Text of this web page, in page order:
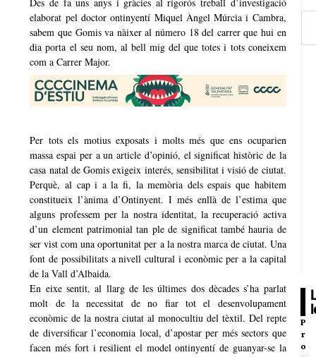
elaborat pel doctor ontinyentí Miquel Àngel Múrcia i Cambra,
sabem que Gomis va nàixer al número 18 del carrer que hui en
dia porta el seu nom, al bell mig del que totes i tots coneixem
com a Carrer Major.
Per tots els motius exposats i molts més que ens ocuparien
massa espai per a un article d’opinió, el significat històric de la
casa natal de Gomis exigeix interés, sensibilitat i visió de ciutat.
Perquè, al cap i a la fi, la memòria dels espais que habitem
constitueix l’ànima d’Ontinyent. I més enllà de l’estima que
alguns professem per la nostra identitat, la recuperació activa
d’un element patrimonial tan ple de significat també hauria de
ser vist com una oportunitat per a la nostra marca de ciutat. Una
font de possibilitats a nivell cultural i econòmic per a la capital
de la Vall d’Albaida.
En eixe sentit, al llarg de les últimes dos dècades s’ha parlat
molt de la necessitat de no fiar tot el desenvolupament
econòmic de la nostra ciutat al monocultiu del tèxtil. Del repte
de diversificar l’economia local, d’apostar per més sectors que
facen més fort i resilient el model ontinyentí de guanyar-se la
P
r
o